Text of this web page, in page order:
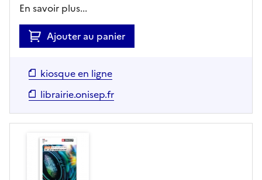
En savoir plus...
Ajouter au panier
kiosque en ligne
librairie.onisep.fr